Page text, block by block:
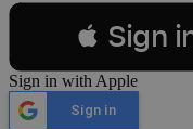
 Sign
Sign in with Apple
Sign in